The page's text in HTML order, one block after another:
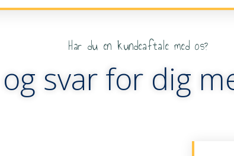
Har du en kundeaftale med os?
svar for dig